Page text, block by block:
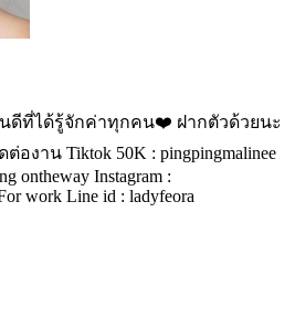
นดีที่ได้รู้จักค่าทุกคน❤️ ฝากตัวด้วยนะ
งาน Tiktok 50K : pingpingmalinee
ontheway Instagram :
work Line id : ladyfeora